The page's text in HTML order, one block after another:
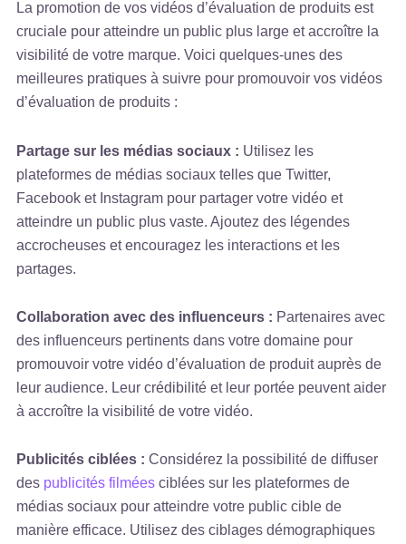
La promotion de vos vidéos d’évaluation de produits est
cruciale pour atteindre un public plus large et accroître la
visibilité de votre marque. Voici quelques-unes des
meilleures pratiques à suivre pour promouvoir vos vidéos
d’évaluation de produits :
Partage sur les médias sociaux : Utilisez les
plateformes de médias sociaux telles que Twitter,
Facebook et Instagram pour partager votre vidéo et
atteindre un public plus vaste. Ajoutez des légendes
accrocheuses et encouragez les interactions et les
partages.
Collaboration avec des influenceurs : Partenaires avec
des influenceurs pertinents dans votre domaine pour
promouvoir votre vidéo d’évaluation de produit auprès de
leur audience. Leur crédibilité et leur portée peuvent aider
à accroître la visibilité de votre vidéo.
Publicités ciblées :Considérez la possibilité de diffuser
des publicités filmées ciblées sur les plateformes de
médias sociaux pour atteindre votre public cible de
manière efficace. Utilisez des ciblages démographiques